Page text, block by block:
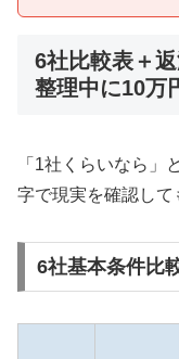
6社比較表＋
整理中に10万
「1社くらいなら」
字で現実を確認して
6社基本条件比